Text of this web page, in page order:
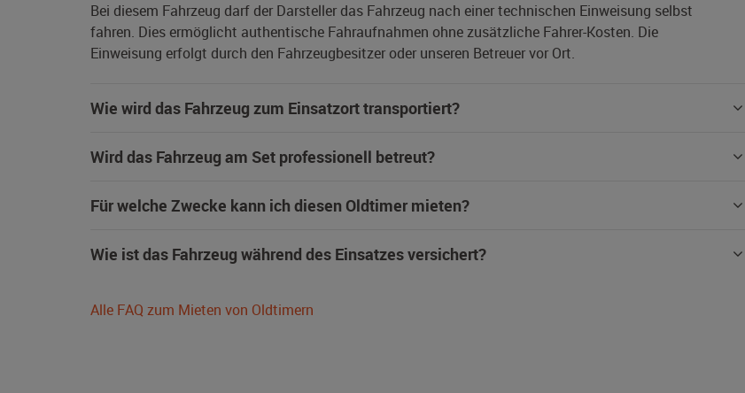
Bei diesem Fahrzeug darf der Darsteller das Fahrzeug nach einer technischen Einweisung selbst
fahren. Dies ermöglicht authentische Fahraufnahmen ohne zusätzliche Fahrer-Kosten. Die
Einweisung erfolgt durch den Fahrzeugbesitzer oder unseren Betreuer vor Ort.
Wie wird das Fahrzeug zum Einsatzort transportiert?
Wird das Fahrzeug am Set professionell betreut?
Für welche Zwecke kann ich diesen Oldtimer mieten?
Wie ist das Fahrzeug während des Einsatzes versichert?
Alle FAQ zum Mieten von Oldtimern